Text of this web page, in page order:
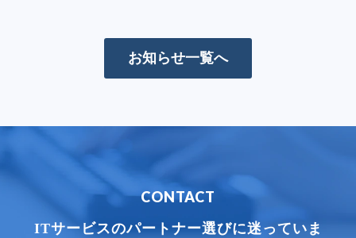
お知らせ一覧へ
CONTACT
ITサービスのパートナー選びに迷っていま